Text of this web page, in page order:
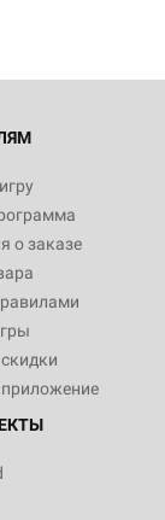
о заказе